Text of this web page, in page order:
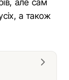
але сам
а також